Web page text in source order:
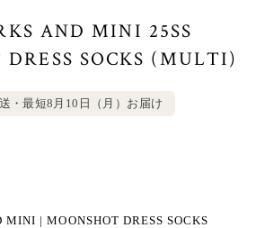
AND MINI 25SS
DRESS SOCKS (MULTI)
・最短8月10日（月）お届け
MINI | MOONSHOT DRESS SOCKS